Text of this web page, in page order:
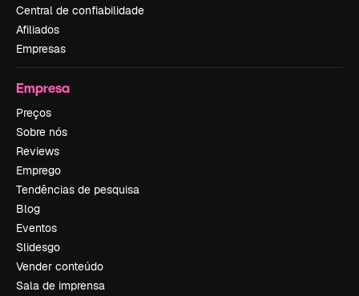
Central de confiabilidade
Afiliados
Empresas
Empresa
Preços
Sobre nós
Reviews
Emprego
Tendências de pesquisa
Blog
Eventos
Slidesgo
Vender conteúdo
Sala de imprensa